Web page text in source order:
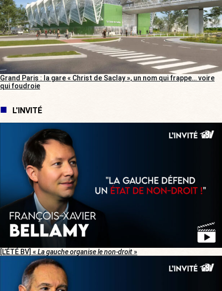
Grand Paris : la gare « Christ de Saclay », un nom qui frappe… voire
qui foudroie
L'INVITÉ
[L’ÉTÉ BV] « La gauche organise le non-droit»